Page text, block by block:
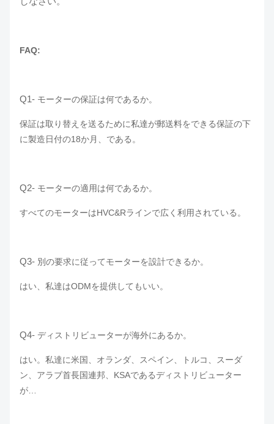
FAQ:
Q1- モーターの保証は何であるか。
保証は取り替えを送るために私達が郵送料をできる保証の下
に製造日付の18か月、である。
Q2- モーターの適用は何であるか。
すべてのモーターはHVC&Rラインで広く利用されている。
Q3- 別の要求に従ってモーターを設計できるか。
はい、私達はODMを提供してもいい。
Q4- ディストリビューターが海外にあるか。
はい。私達に米国、オランダ、スペイン、トルコ、スーダ
ン、アラブ首長国連邦、KSAであるディストリビューター
が…